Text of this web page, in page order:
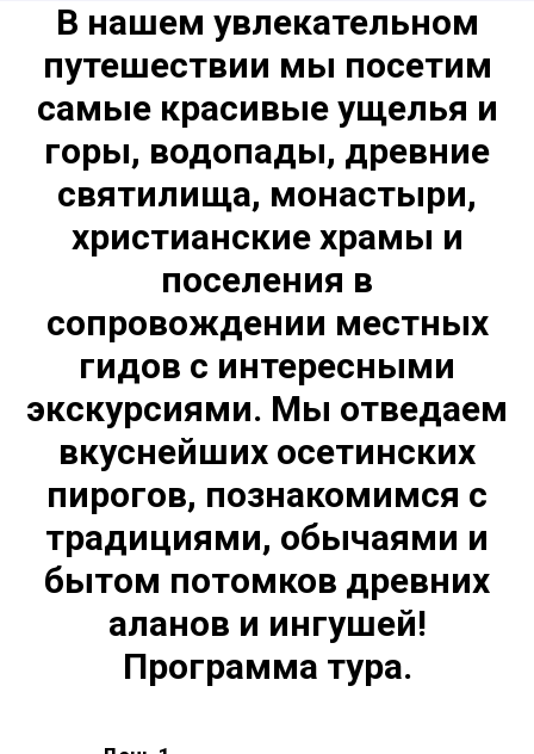
В нашем увлекательном
путешествии мы посетим
самые красивые ущелья и
горы, водопады, древние
святилища, монастыри,
христианские храмы и
поселения в
сопровождении местных
гидов с интересными
экскурсиями. Мы отведаем
вкуснейших осетинских
пирогов, познакомимся с
традициями, обычаями и
бытом потомков древних
аланов и ингушей!
Программа тура.